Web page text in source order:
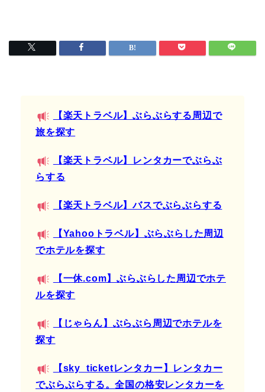
【楽天トラベル】ぶらぶらする周辺で
旅を探す
【楽天トラベル】レンタカーでぶらぶ
らする
【楽天トラベル】バスでぶらぶらする
【Yahooトラベル】ぶらぶらした周辺
でホテルを探す
【一休.com】ぶらぶらした周辺でホテ
ルを探す
【じゃらん】ぶらぶら周辺でホテルを
探す
【sky_ticketレンタカー】レンタカー
でぶらぶらする。全国の格安レンタカーを